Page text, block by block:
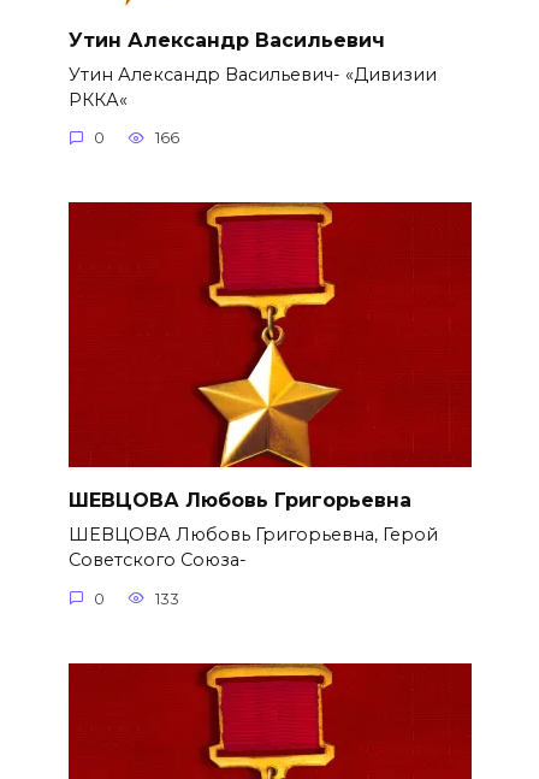
Утин Александр Васильевич
Утин Александр Васильевич- «Дивизии
РККА«
0 166
ШЕВЦОВА Любовь Григорьевна
ШЕВЦОВА Любовь Григорьевна, Герой
Советского Союза-
0 133